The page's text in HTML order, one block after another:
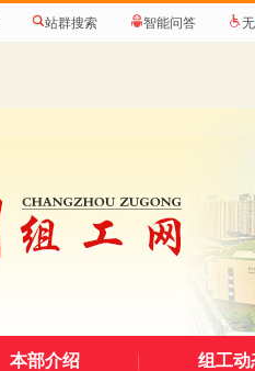
站群搜索 智能问答
本部介绍 组工动